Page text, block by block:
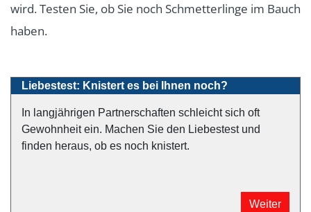
wird. Testen Sie, ob Sie noch Schmetterlinge im Bauch
haben.
Liebestest: Knistert es bei Ihnen noch?
In langjährigen Partnerschaften schleicht sich oft
Gewohnheit ein. Machen Sie den Liebestest und
finden heraus, ob es noch knistert.
Weiter